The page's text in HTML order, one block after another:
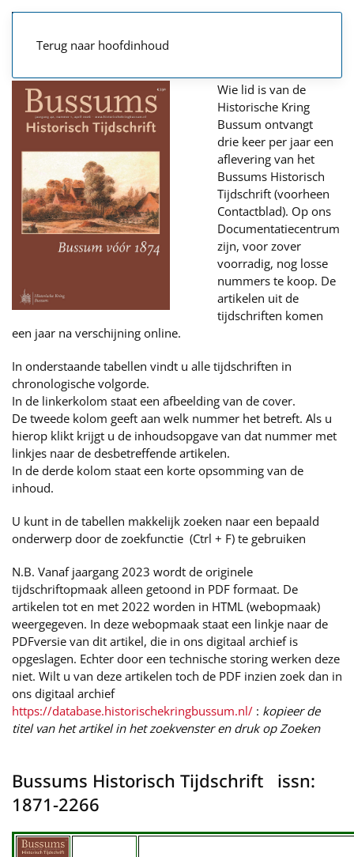
Terug naar hoofdinhoud
Wie lid is van de
Historische Kring
Bussum ontvangt
drie keer per jaar een
aflevering van het
Bussums Historisch
Tijdschrift (voorheen
Contactblad). Op ons
Documentatiecentrum
zijn, voor zover
voorradig, nog losse
nummers te koop. De
artikelen uit de
tijdschriften komen
een jaar na verschijning online.
In onderstaande tabellen vindt u alle tijdschriften in
chronologische volgorde.
In de linkerkolom staat een afbeelding van de cover.
De tweede kolom geeft aan welk nummer het betreft. Als u
hierop klikt krijgt u de inhoudsopgave van dat nummer met
linkjes naar de desbetreffende artikelen.
In de derde kolom staat een korte opsomming van de
inhoud.
U kunt in de tabellen makkelijk zoeken naar een bepaald
onderwerp door de zoekfunctie (Ctrl + F) te gebruiken
N.B. Vanaf jaargang 2023 wordt de originele
tijdschriftopmaak alleen getoond in PDF formaat. De
artikelen tot en met 2022 worden in HTML (webopmaak)
weergegeven. In deze webopmaak staat een linkje naar de
PDFversie van dit artikel, die in ons digitaal archief is
opgeslagen. Echter door een technische storing werken deze
niet. Wilt u van deze artikelen toch de PDF inzien zoek dan in
ons digitaal archief
https://database.historischekringbussum.nl/ : kopieer de
titel van het artikel in het zoekvenster en druk op Zoeken
Bussums Historisch Tijdschrift issn:
1871-2266